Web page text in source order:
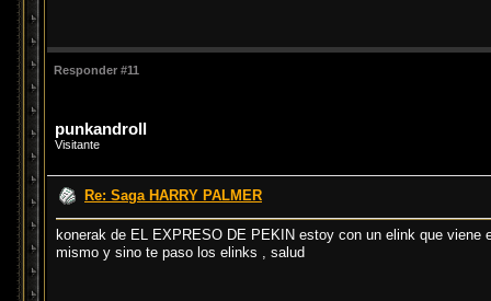
Responder #11
punkandroll
Visitante
Re: Saga HARRY PALMER
konerak de EL EXPRESO DE PEKIN estoy con un elink que
mismo y sino te paso los elinks , salud